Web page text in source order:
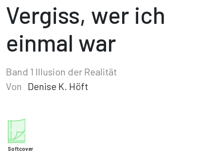
Vergiss, wer ich
einmal war
Band 1 Illusion der Realität
Von
Denise K. Höft
Softcover